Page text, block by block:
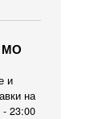
МО
и
на
23:00